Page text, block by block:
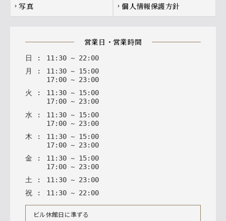
chevron_right 写真 chevron_right 個人情報保護方針
営業日・営業時間
日 : 11 : 30 ~ 22 : 00
月
: 11: 30 ~ 15: 00
17: 00 ~ 23: 00
火
: 11: 30 ~ 15: 00
17: 00 ~ 23: 00
水 : 11 : 30 ~ 15: 00
17: 00 ~ 23: 00
木 : 11 : 30 ~ 15: 00
17: 00 ~ 23: 00
金 : 11 : 30 ~ 15: 00
17: 00 ~ 23: 00
土 : 11 : 30 ~ 23: 00
祝 : 11 : 30 ~ 22 : 00
ビル休館日に準ずる